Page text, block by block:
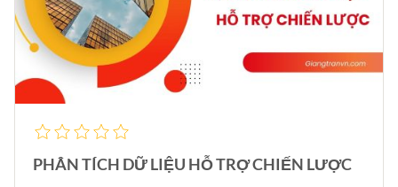
PHÂN TÍCH DỮ LIỆU HỖ TRỢ CHIẾN LƯỢC